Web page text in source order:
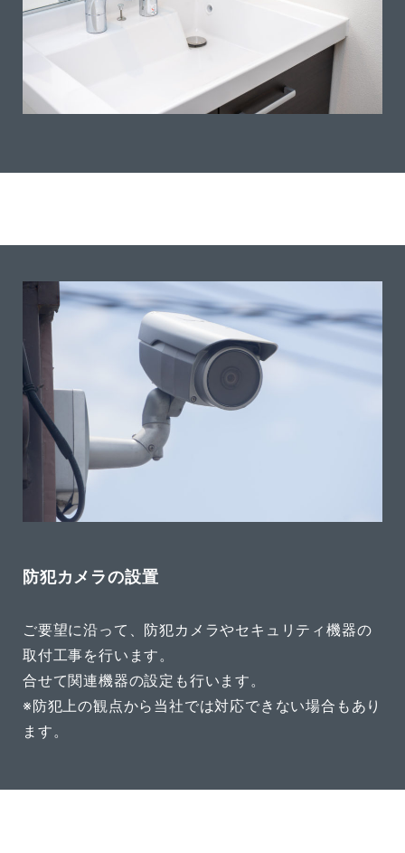
防犯カメラの設置
ご要望に沿って、防犯カメラやセキュリティ機器の
取付工事を行います。
合せて関連機器の設定も行います。
※防犯上の観点から当社では対応できない場合もあり
ます。